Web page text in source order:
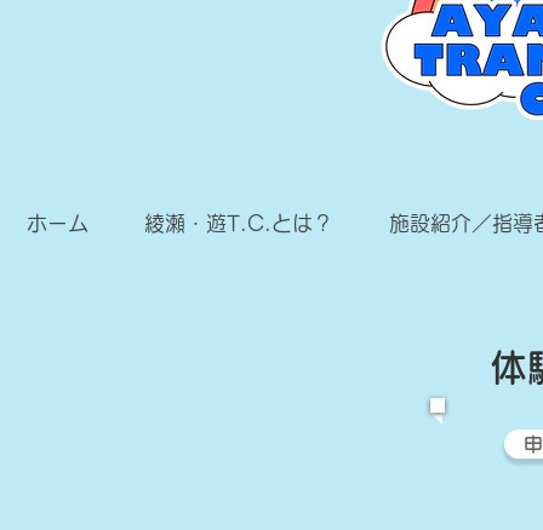
ホーム 綾瀬・遊T.C.とは？ 施設紹介／指導
体